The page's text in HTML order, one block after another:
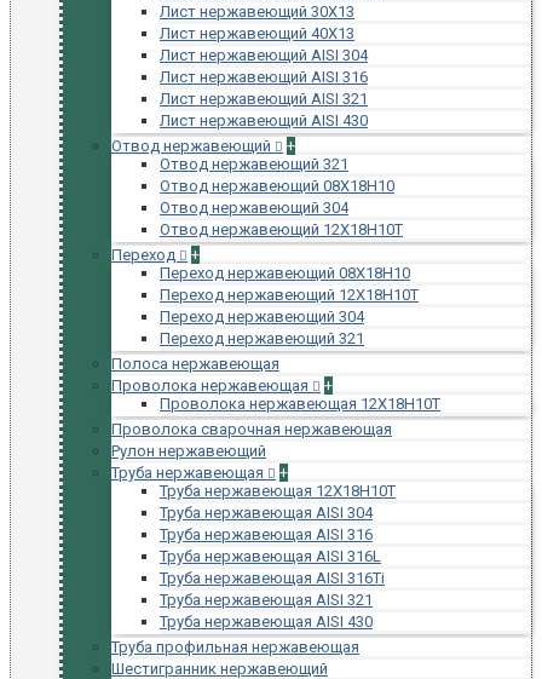
Лист нержавеющий 30Х13
Лист нержавеющий 40Х13
Лист нержавеющий AISI 304
Лист нержавеющий AISI 316
Лист нержавеющий AISI 321
Лист нержавеющий AISI 430
Отвод нержавеющий
+
Отвод нержавеющий 321
Отвод нержавеющий 08Х18Н10
Отвод нержавеющий 304
Отвод нержавеющий 12Х18Н10Т
Переход
+
Переход нержавеющий 08Х18Н10
Переход нержавеющий 12Х18Н10Т
Переход нержавеющий 304
Переход нержавеющий 321
Полоса нержавеющая
Проволока нержавеющая
+
Проволока нержавеющая 12Х18Н10Т
Проволока сварочная нержавеющая
Рулон нержавеющий
Труба нержавеющая
+
Труба нержавеющая 12Х18Н10Т
Труба нержавеющая AISI 304
Труба нержавеющая AISI 316
Труба нержавеющая AISI 316L
Труба нержавеющая AISI 316Ti
Труба нержавеющая AISI 321
Труба нержавеющая AISI 430
Труба профильная нержавеющая
Шестигранник нержавеющий